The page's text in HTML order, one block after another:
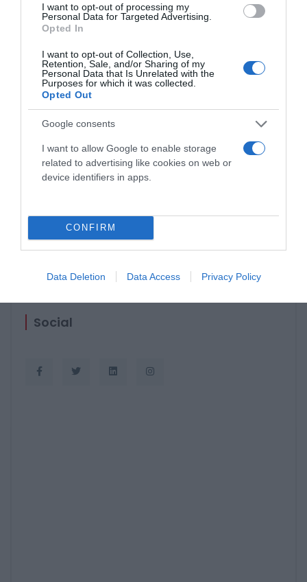
I want to opt-out of processing my
Personal Data for Targeted Advertising.
Opted In
I want to opt-out of Collection, Use,
Retention, Sale, and/or Sharing of my
Personal Data that Is Unrelated with the
Purposes for which it was collected.
Opted Out
Google consents
I want to allow Google to enable storage
related to advertising like cookies on web or
device identifiers in apps.
CONFIRM
Data Deletion Data Access Privacy Policy
PERGOLE E TENDE DA SOLE GIBUS
29 aprile 2021
Social